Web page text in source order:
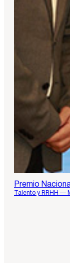
Premio
Talento y RRHH —